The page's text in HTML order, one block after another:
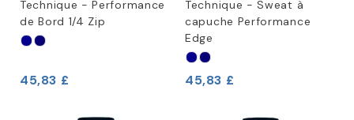
Technique - Performance
de Bord 1/4 Zip
45,83 £
Technique - Sweat à
capuche Performance
Edge
45,83 £